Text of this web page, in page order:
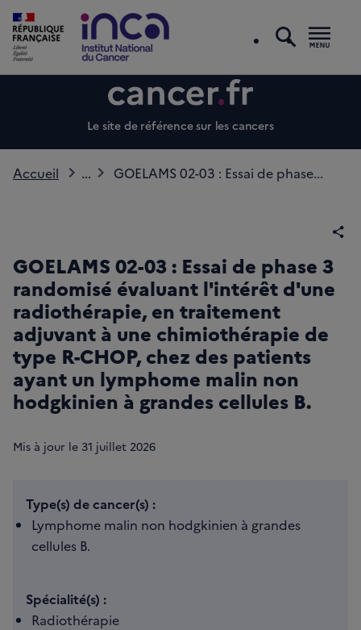
Le site de référence sur les cancers
Accueil ... GOELAMS 02-03 : Essai de phase...
GOELAMS 02-03 : Essai de phase 3
randomisé évaluant l'intérêt d'une
radiothérapie, en traitement
adjuvant à une chimiothérapie de
type R-CHOP, chez des patients
ayant un lymphome malin non
hodgkinien à grandes cellules B.
Mis à jour le 31 juillet 2026
Type(s) de cancer(s) :
Lymphome malin non hodgkinien à grandes
cellules B.
Spécialité(s) :
Radiothérapie